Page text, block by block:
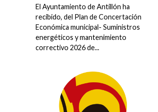
El Ayuntamiento de Antillón ha
recibido, del Plan de Concertación
Económica municipal- Suministros
energéticos y mantenimiento
correctivo 2026 de...